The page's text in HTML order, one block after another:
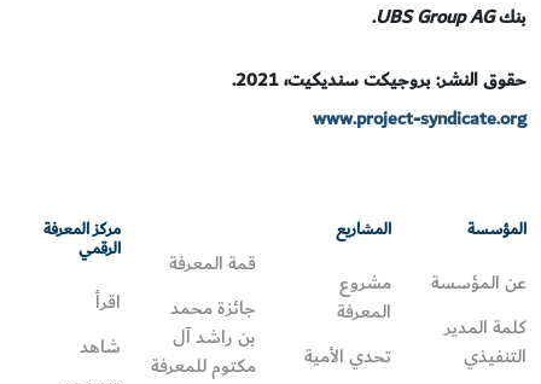
بنكUBS Group AG
.
حقوق النشر: بروجيكت سنديكيت، 2021.
www.project-syndicate.org
المؤسسة
عن المؤسسة
كلمة المدير
التنفيذي
المشاريع
مشروع
المعرفة
تحدي الأمية
قمة المعرفة
جائزة محمد
بن راشد آل
مكتوم للمعرفة
مركز المعرفة
الرقمي
اقرأ
شاهد